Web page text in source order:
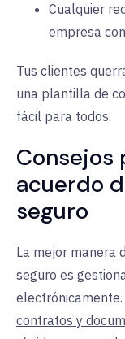
Cualquier
empresa
Tus clientes
una plantilla de
fácil para todos.
Consejos
acuerdo
seguro
La mejor manera
seguro es
contratos y